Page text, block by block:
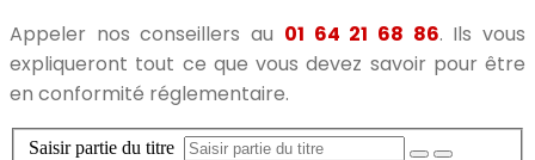
Appeler nos conseillers au 01 64 21 68 86. Ils vous
expliqueront tout ce que vous devez savoir pour être
en conformité réglementaire.
Saisir partie du titre